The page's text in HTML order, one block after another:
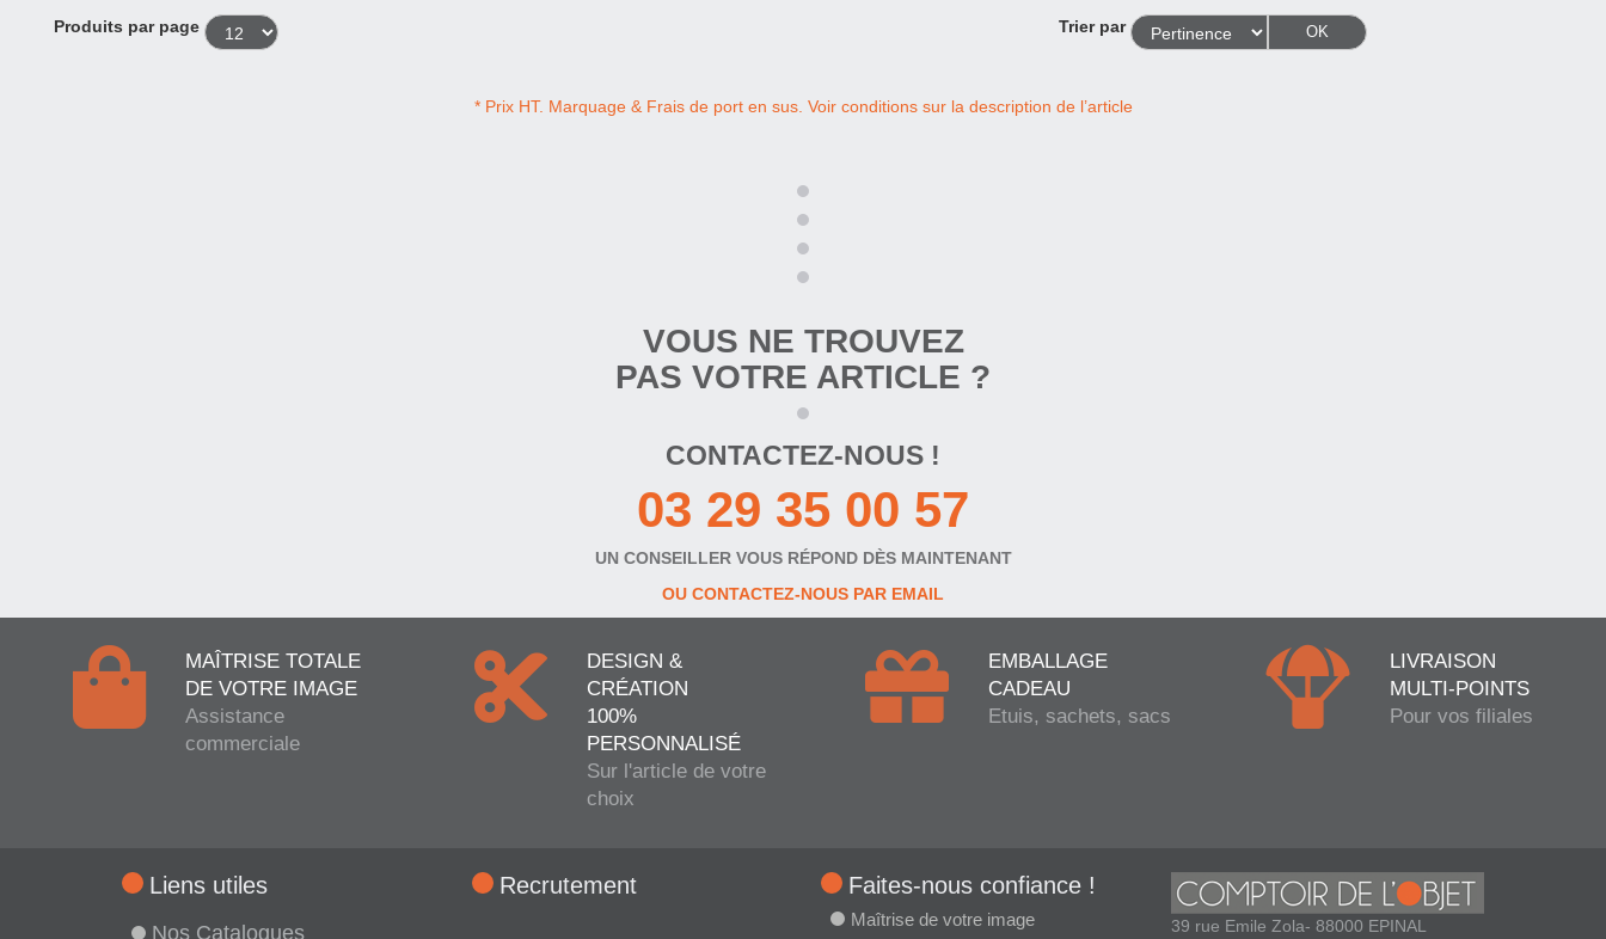
Produits par page Trier par OK
* Prix HT. Marquage & Frais de port en sus. Voir conditions sur la description de l’article
VOUS NE TROUVEZ
PAS VOTRE ARTICLE ?
CONTACTEZ-NOUS !
03 29 35 00 57
UN CONSEILLER VOUS RÉPOND DÈS MAINTENANT
OU CONTACTEZ-NOUS PAR EMAIL
MAÎTRISE TOTALE
DE VOTRE IMAGE
Assistance
commerciale
DESIGN &
CRÉATION
100%
PERSONNALISÉ
Sur l'article de votre
choix
EMBALLAGE
CADEAU
Etuis, sachets, sacs
LIVRAISON
MULTI-POINTS
Pour vos filiales
Liens utiles
Nos Catalogues
Recrutement Faites-nous confiance !
Maîtrise de votre image 39 rue Emile Zola- 88000 EPINAL